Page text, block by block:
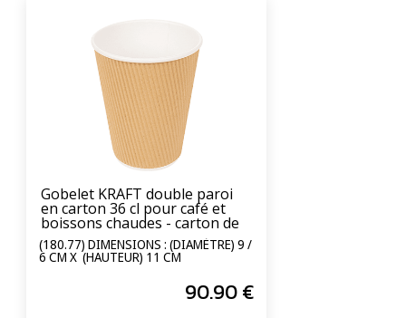
Gobelet KRAFT double paroi
en carton 36 cl pour café et
boissons chaudes - carton de
1000 unités
(180.77) DIMENSIONS : (DIAMÈTRE) 9 /
6 CM X (HAUTEUR) 11 CM
90.90€